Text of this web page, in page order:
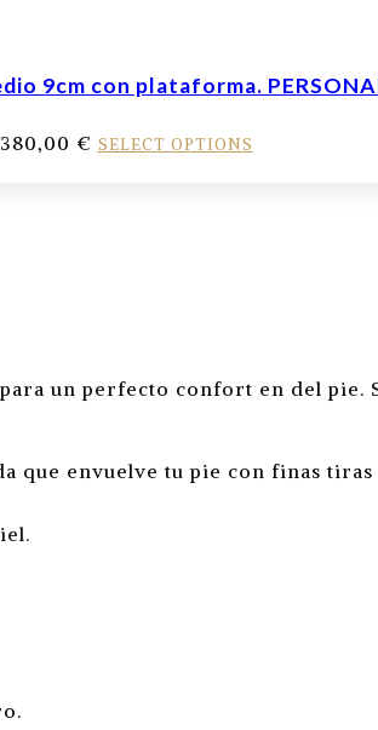
9cm con plataforma.
380,00 € SELECT OPTIONS
un perfecto confort en del pie.
que envuelve tu pie con finas